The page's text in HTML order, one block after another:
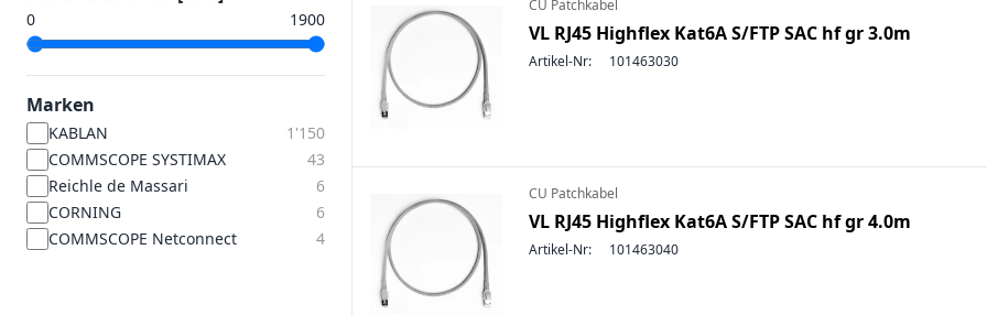
Marken
KABLAN
1'150
COMMSCOPE SYSTIMAX
43
Reichle de Massari
6
CORNING
6
COMMSCOPE Netconnect
4
CU Patchkabel
VL RJ45 Highflex Kat6A S/FTP SAC hf gr 3.0m
Artikel-Nr: 101463030
CU Patchkabel
VL RJ45 Highflex Kat6A S/FTP SAC hf gr 4.0m
Artikel-Nr: 101463040